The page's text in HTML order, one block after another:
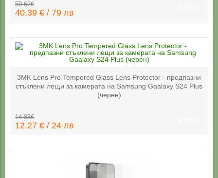
50.62€
40.39 € / 79 лв
3MK Lens Pro Tempered Glass Lens Protector - предпазни
стъклени лещи за камерата на Samsung Gaalaxy S24 Plus
(черен)
14.83€
12.27 € / 24 лв